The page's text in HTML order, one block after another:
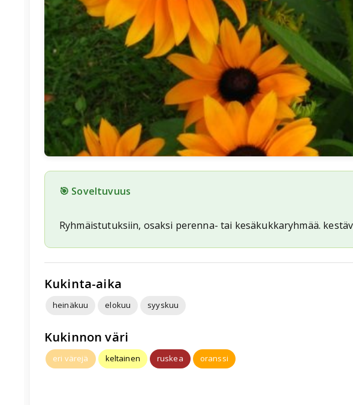
🎯 Soveltuvuus
Ryhmäistutuksiin, osaksi perenna- tai kesäkukkaryhmää.
Kukinta-aika
heinäkuu elokuu syyskuu
Kukinnon väri
eri värejä keltainen ruskea oranssi